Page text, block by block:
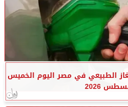
الطبيعي في مصر اليوم الخميس